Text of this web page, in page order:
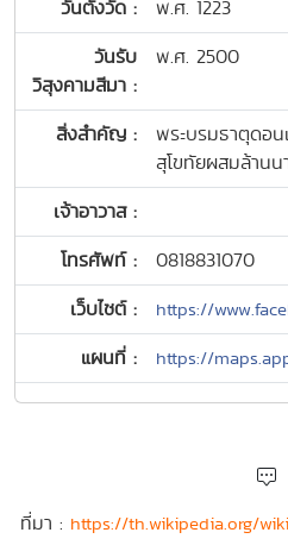
วันตั้งวัด :
พ.ศ. 1223
วันรับ
วิสุงคามสีมา :
พ.ศ. 2500
สิ่งสำคัญ :
พระบรมธาตุดอน
สุโขทัยผสมล้านน
เจ้าอาวาส :
โทรศัพท์ :
0818831070
เว็บไซต์ :
https://
แผนที่ : https://
ที่มา : https://th.wikipedia.org/